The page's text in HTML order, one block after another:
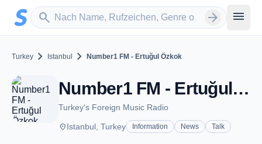
Zum Hauptinhalt springen
search
Sender suchen arrow_forward menu
Turkey chevron_right Istanbul chevron_right Number1 FM - Ertuğul Özkok
Number1 FM - Ertuğul Özkok - Istanbul
Turkey's Foreign Music Radio
placeIstanbul, Turkey Information News Talk